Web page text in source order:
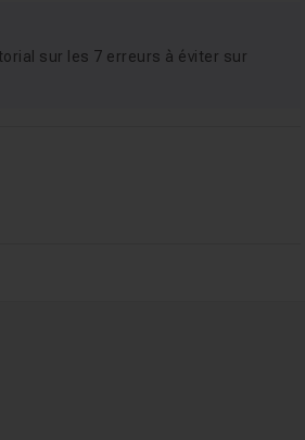
sur les 7 erreurs à éviter sur